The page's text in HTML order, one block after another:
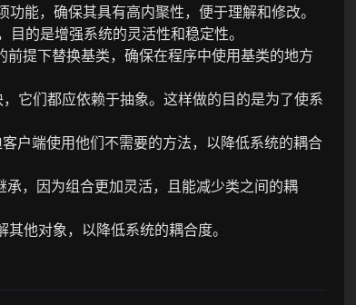
能，确保其具有高内聚性，便于理解和修改。
的是增强系统的灵活性和稳定性。
前提下替换基类，确保在程序中使用基类的地方
它们都应依赖于抽象。这样做的目的是为了使系
户端使用他们不需要的方法，以降低系统的耦合
承，因为组合更加灵活，且能减少类之间的耦
他对象，以降低系统的耦合度。